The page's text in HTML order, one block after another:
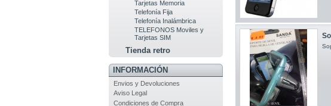
Tarjetas Memoria
Telefonía Fija
Telefonía Inalámbrica
TELEFONOS Moviles y
Tarjetas SIM
Tienda retro
INFORMACIÓN
Envios y Devoluciones
Aviso Legal
Condiciones de Compra